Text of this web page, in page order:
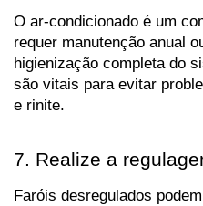
O ar-condicionado é um
requer manutenção anual
higienização completa do
são vitais para evitar
e rinite.
7. Realize a
Faróis desregulados